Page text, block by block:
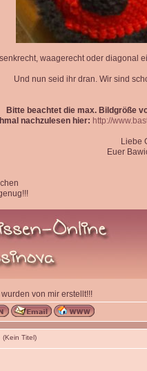
waagerecht oder diagonal
Und nun seid ihr dran. Wir sind
Bitte beachtet die max. Bildgröße
nachzulesen hier: http://
Liebe
Euer
von mir erstellt!!!
Titel)